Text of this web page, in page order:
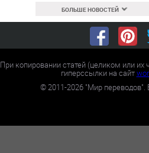
БОЛЬШЕ НОВОСТЕЙ
При копировании статей (целиком или
гиперссылки на сайт
©2011-2026 "Мир